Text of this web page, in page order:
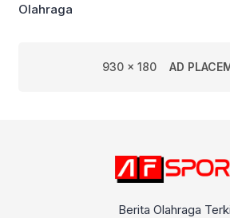
Olahraga
930 x 180 AD
Berita Olahraga